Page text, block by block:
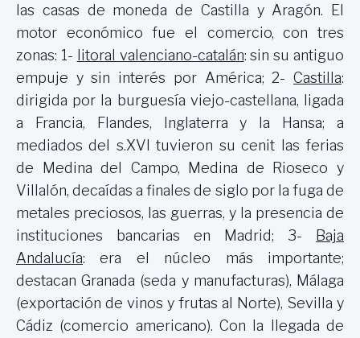
las casas de moneda de Castilla y Aragón. El
motor económico fue el comercio, con tres
zonas: 1- litoral valenciano-catalán: sin su antiguo
empuje y sin interés por América; 2- Castilla:
dirigida por la burguesía viejo-castellana, ligada
a Francia, Flandes, Inglaterra y
la Hansa; a
mediados del s.XVI tuvieron su cenit las ferias
de Medina del Campo, Medina de Rioseco y
Villalón, decaídas a finales de siglo por la fuga de
metales preciosos, las guerras, y la presencia de
instituciones bancarias en Madrid; 3-
Baja
Andalucía: era el núcleo más importante;
destacan Granada (seda y manufacturas), Málaga
(exportación de vinos y frutas al Norte), Sevilla y
Cádiz (comercio americano). Con la llegada de